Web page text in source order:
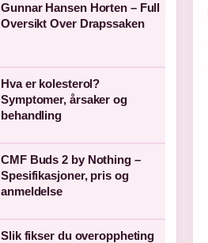
Gunnar Hansen Horten – Full
Oversikt Over Drapssaken
Hva er kolesterol?
Symptomer, årsaker og
behandling
CMF Buds 2 by Nothing –
Spesifikasjoner, pris og
anmeldelse
Slik fikser du overoppheting